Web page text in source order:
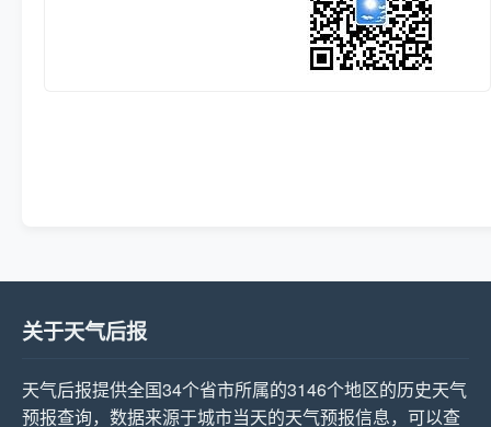
关于天气后报
天气后报提供全国34个省市所属的3146个地区的历史天气
预报查询，数据来源于城市当天的天气预报信息，可以查